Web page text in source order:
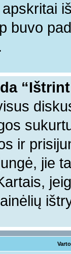
buvo
ir
jie